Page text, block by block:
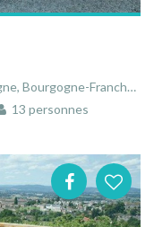
Franche-Comté, France
13 personnes